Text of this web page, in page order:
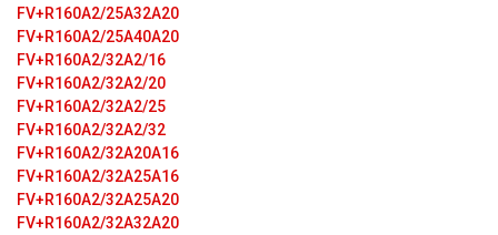
FV+R160A2/25A32A20
FV+R160A2/25A40A20
FV+R160A2/32A2/16
FV+R160A2/32A2/20
FV+R160A2/32A2/25
FV+R160A2/32A2/32
FV+R160A2/32A20A16
FV+R160A2/32A25A16
FV+R160A2/32A25A20
FV+R160A2/32A32A20